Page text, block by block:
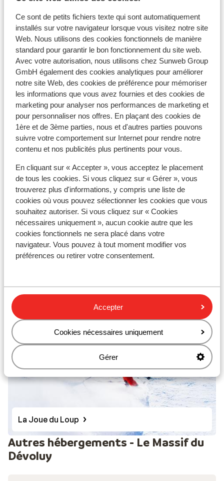
Ce sont de petits fichiers texte qui sont automatiquement
installés sur votre navigateur lorsque vous visitez notre site
Web. Nous utilisons des cookies fonctionnels de manière
standard pour garantir le bon fonctionnement du site web.
Avec votre autorisation, nous utilisons chez Sunweb Group
GmbH également des cookies analytiques pour améliorer
notre site Web, des cookies de préférence pour mémoriser
les informations que vous avez fournies et des cookies de
marketing pour analyser nos performances de marketing et
pour personnaliser nos offres. En plaçant des cookies de
1ère et de 3ème parties, nous et d'autres parties pouvons
suivre votre comportement sur Internet pour rendre notre
contenu et nos publicités plus pertinents pour vous.
En cliquant sur « Accepter », vous acceptez le placement
de tous les cookies. Si vous cliquez sur « Gérer », vous
trouverez plus d'informations, y compris une liste de
cookies où vous pouvez sélectionner les cookies que vous
souhaitez autoriser. Si vous cliquez sur « Cookies
nécessaires uniquement », aucun cookie autre que les
cookies fonctionnels ne sera placé dans votre
navigateur. Vous pouvez à tout moment modifier vos
préférences ou retirer votre consentement.
Accepter
Cookies nécessaires uniquement
Gérer
Vue panoramique
Prenez l'apéritif au bar !
Sam. 12 Déc. - Sam. 19 Déc.
Demi-pension 2pers. 619 €
Voir
Domaines préférés de nos clients
La Joue du Loup
Autres hébergements - Le Massif du
Dévoluy